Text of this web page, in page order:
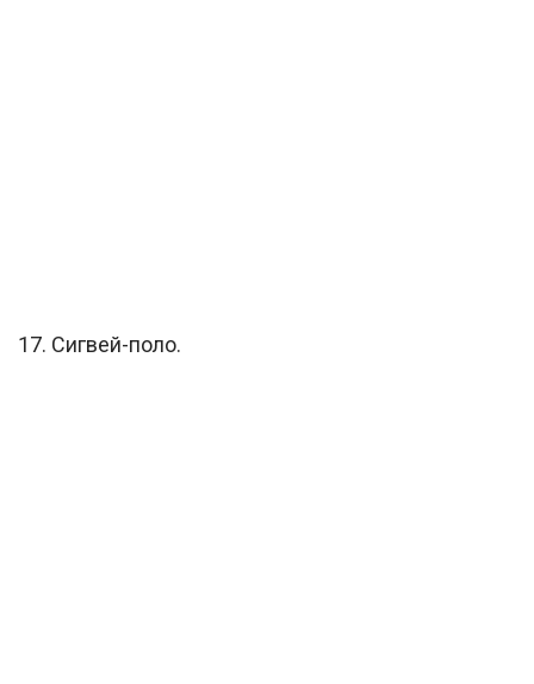
17. Сигвей-поло.